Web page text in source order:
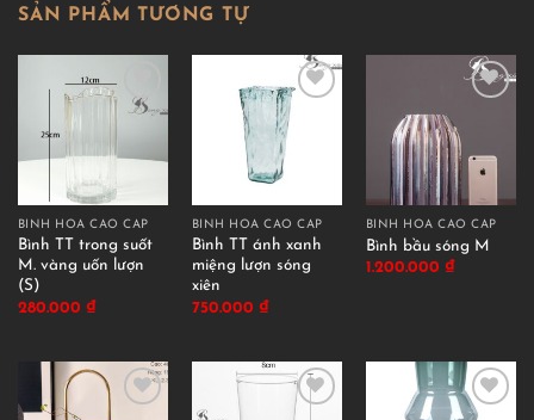
SẢN PHẨM TƯƠNG TỰ
BÌNH HOA CAO CẤP
Bình TT trong suốt
M. vàng uốn lượn
(S)
280.000 ₫
BÌNH HOA CAO CẤP
Bình TT ánh xanh
miệng lượn sóng
xiên
750.000 ₫
BÌNH HOA CAO CẤP
Bình bầu sóng M
1.200.000 ₫